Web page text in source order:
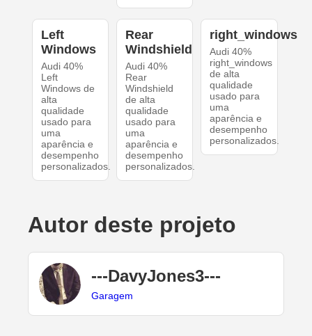
Left
Windows
Audi 40%
Left
Windows de
alta
qualidade
usado para
uma
aparência e
desempenho
personalizados.
Rear
Windshield
Audi 40%
Rear
Windshield
de alta
qualidade
usado para
uma
aparência e
desempenho
personalizados.
right_windows
Audi 40%
right_windows
de alta
qualidade
usado para
uma
aparência e
desempenho
personalizados.
Autor deste projeto
---DavyJones3---
Garagem